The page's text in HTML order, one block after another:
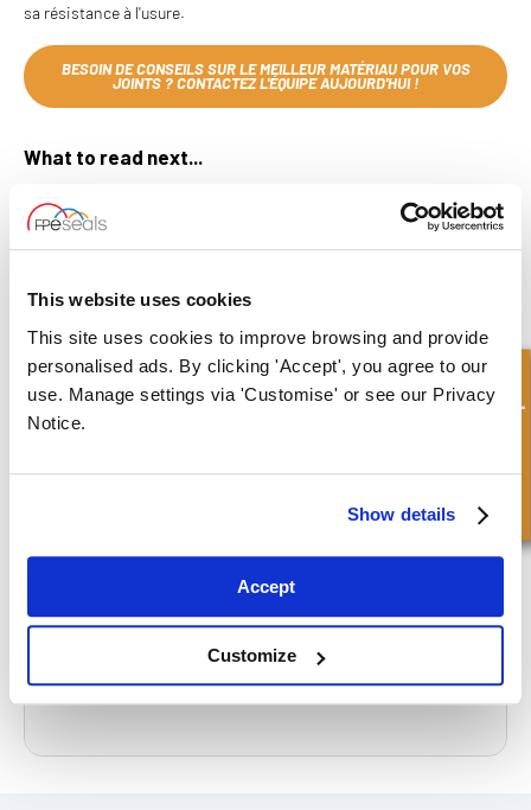
This website uses cookies
This site uses cookies to improve browsing and provide
personalised ads. By clicking 'Accept', you agree to our
use. Manage settings via 'Customise' or see our Privacy
Notice.
Show details
Accept
Customize
sa résistance à l'usure.
BESOIN DE CONSEILS SUR LE MEILLEUR MATÉRIAU POUR VOS
JOINTS ? CONTACTEZ L'ÉQUIPE AUJOURD'HUI !
What to read next...
Joints pour la réparation du vérin de direction
Cliquez pour lire l'article complet
Kits de vérins faciles à assembler pour remorque de
yacht
Demande rapide